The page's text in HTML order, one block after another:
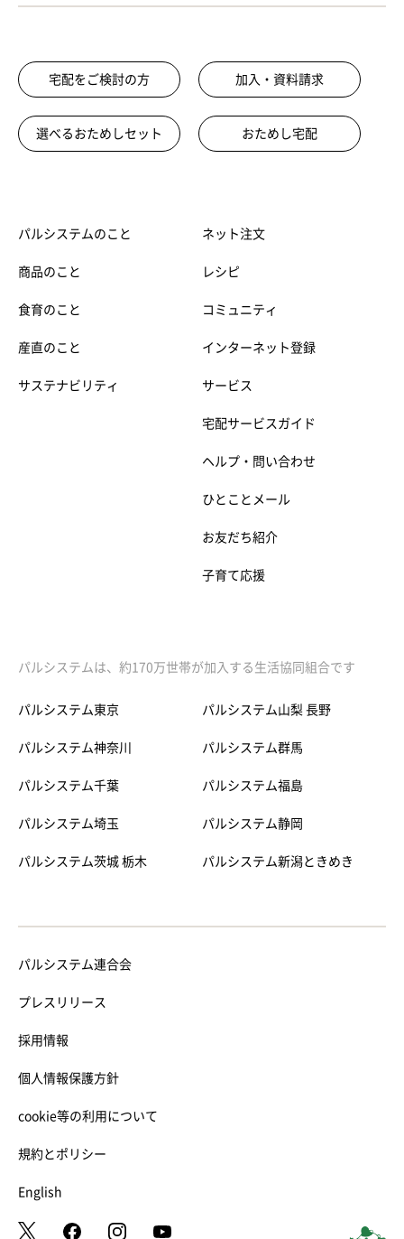
宅配をご検討の方 加入・資料請求
選べるおためしセット おためし宅配
パルシステムのこと
商品のこと
食育のこと
産直のこと
サステナビリティ
ネット注文
レシピ
コミュニティ
インターネット登録
サービス
宅配サービスガイド
ヘルプ・問い合わせ
ひとことメール
お友だち紹介
子育て応援
パルシステムは、約170万世帯が加入する生活協同組合です
パルシステム東京
パルシステム神奈川
パルシステム千葉
パルシステム埼玉
パルシステム茨城 栃木
パルシステム山梨 長野
パルシステム群馬
パルシステム福島
パルシステム静岡
パルシステム新潟ときめき
パルシステム連合会
プレスリリース
採用情報
個人情報保護方針
cookie等の利用について
規約とポリシー
English